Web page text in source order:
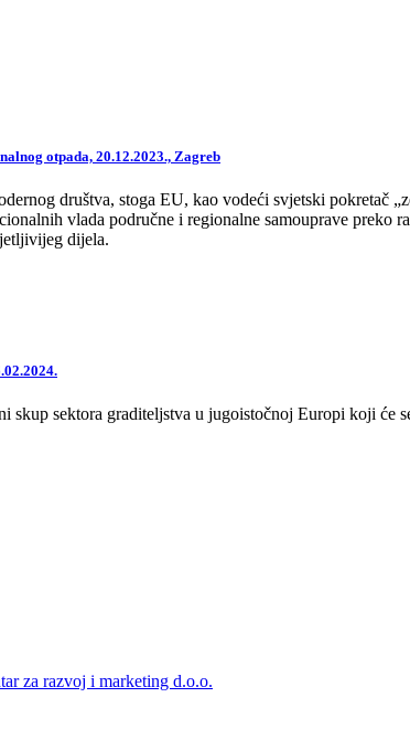
otpada, 20.12.2023., Zagreb
društva, stoga EU, kao vodeći svjetski pokretač
vlada područne i regionalne samouprave
dijela.
skup sektora graditeljstva u jugoistočnoj Europi koji
za razvoj i marketing d.o.o.